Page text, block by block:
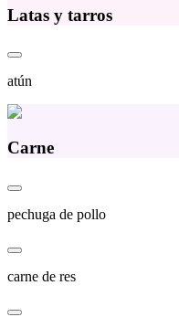
Latas y tarros
atún
Carne
pechuga de pollo
carne de res